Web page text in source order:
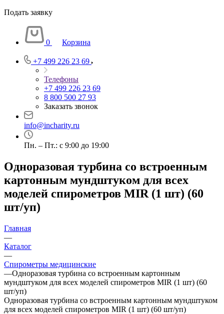
Подать заявку
0 Корзина
+7 499 226 23 69
Телефоны
+7 499 226 23 69
8 800 500 27 93
Заказать звонок
info@incharity.ru
Пн. – Пт.: с 9:00 до 19:00
Одноразовая турбина со встроенным
картонным мундштуком для всех
моделей спирометров MIR (1 шт) (60
шт/уп)
Главная
—
Каталог
—
Спирометры медицинские
—Одноразовая турбина со встроенным картонным
мундштуком для всех моделей спирометров MIR (1 шт) (60
шт/уп)
Одноразовая турбина со встроенным картонным мундштуком
для всех моделей спирометров MIR (1 шт) (60 шт/уп)